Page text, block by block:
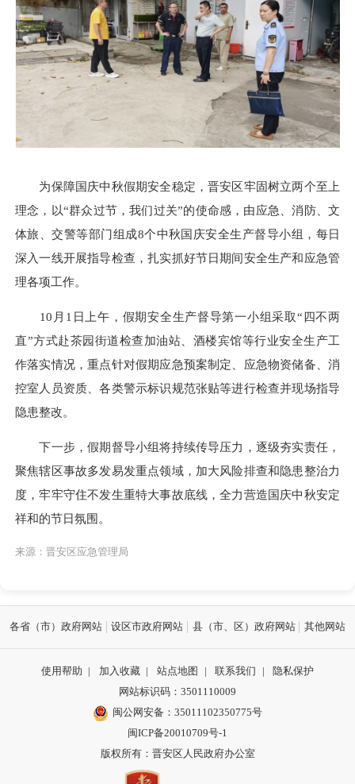
为保障国庆中秋假期安全稳定，晋安区牢固树立两个至上
理念，以“群众过节，我们过关”的使命感，由应急、消防、文
体旅、交警等部门组成8个中秋国庆安全生产督导小组，每日
深入一线开展指导检查，扎实抓好节日期间安全生产和应急管
理各项工作。
10月1日上午，假期安全生产督导第一小组采取“四不两
直”方式赴茶园街道检查加油站、酒楼宾馆等行业安全生产工
作落实情况，重点针对假期应急预案制定、应急物资储备、消
控室人员资质、各类警示标识规范张贴等进行检查并现场指导
隐患整改。
下一步，假期督导小组将持续传导压力，逐级夯实责任，
聚焦辖区事故多发易发重点领域，加大风险排查和隐患整治力
度，牢牢守住不发生重特大事故底线，全力营造国庆中秋安定
祥和的节日氛围。
来源：晋安区应急管理局
各省（市）政府网站 设区市政府网站 县（市、区）政府网站 其他网站
使用帮助 | 加入收藏 | 站点地图 | 联系我们 |
隐私保护
网站标识码：3501110009
闽公网安备：35011102350775号
闽ICP备20010709号-1
版权所有：晋安区人民政府办公室